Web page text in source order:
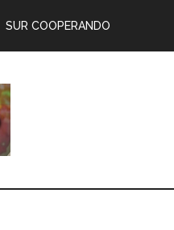
SUR COOPERANDO